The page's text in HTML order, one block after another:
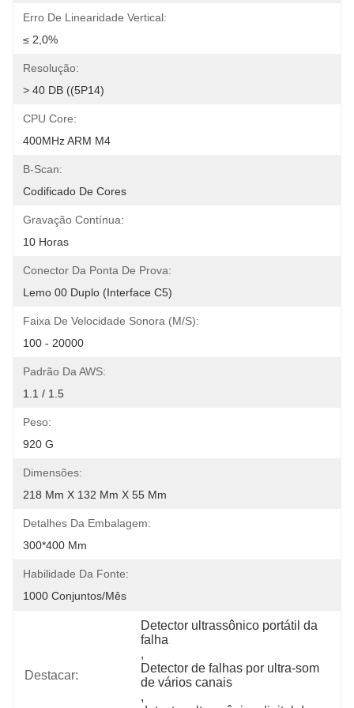
Erro De Linearidade Vertical:
≤ 2,0%
Resolução:
> 40 DB ((5P14)
CPU Core:
400MHz ARM M4
B-Scan:
Codificado De Cores
Gravação Contínua:
10 Horas
Conector Da Ponta De Prova:
Lemo 00 Duplo (interface C5)
Faixa De Velocidade Sonora (m/s):
100 - 20000
Padrão Da AWS:
1.1 / 1.5
Peso:
920 G
Dimensões:
218 Mm X 132 Mm X 55 Mm
Detalhes Da Embalagem:
300*400 Mm
Habilidade Da Fonte:
1000 Conjuntos/mês
Destacar:
Detector ultrassônico portátil da
falha
,
Detector de falhas por ultra-som
de vários canais
,